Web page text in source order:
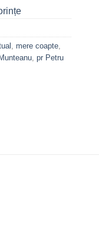
mere coapte
pr Petru